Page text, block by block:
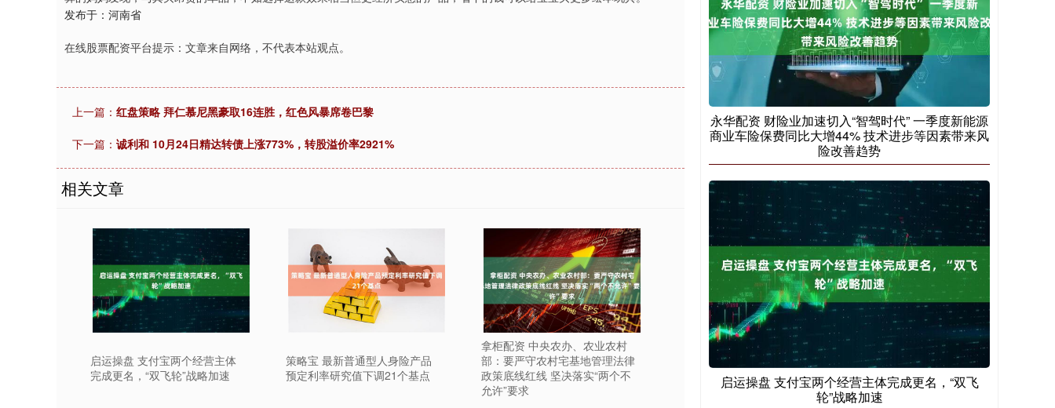
发布于：河南省
在线股票配资平台提示：文章来自网络，不代表本站观点。
上一篇： 红盘策略 拜仁慕尼黑豪取16连胜，红色风暴席卷巴黎
下一篇： 诚利和 10月24日精达转债上涨773%，转股溢价率2921%
相关文章
启运操盘 支付宝两个经营主体
完成更名，“双飞轮”战略加速
策略宝 最新普通型人身险产品
预定利率研究值下调21个基点
拿柜配资 中央农办、农业农村
部：要严守农村宅基地管理法律
政策底线红线 坚决落实“两个不
允许”要求
永华配资 财险业加速切入“智驾时代” 一季度新能源
商业车险保费同比大增44% 技术进步等因素带来风
险改善趋势
启运操盘 支付宝两个经营主体完成更名，“双飞
轮”战略加速